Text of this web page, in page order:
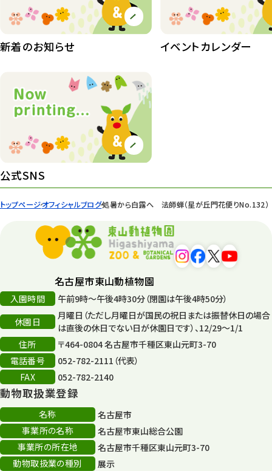
トップページオフィシャルブログ処暑から白露へ 法師蝉（星が丘門花便りNo.132）
植物たち 407
植物園長の庭
桜情報
紅葉情報
ズーボ
イベント
平和公園
森のとこやさん
再生
再生フォーラム
80周年
その他
その他イベント
新着のお知らせ イベントカレンダー
公式SNS
名古屋市東山動植物園
入園時間
午前9時～午後4時30分（閉園は午後4時50分）
休園日
月曜日（ただし月曜日が国民の祝日または振替休日の場合
は直後の休日でない日が休園日です）、12/29～1/1
住所
〒464-0804 名古屋市千種区東山元町3-70
電話番号
052-782-2111（代表）
FAX
052-782-2140
動物取扱業登録
名称
名古屋市
事業所の名称
名古屋市東山総合公園
事業所の所在地
名古屋市千種区東山元町3-70
動物取扱業の種別
展示